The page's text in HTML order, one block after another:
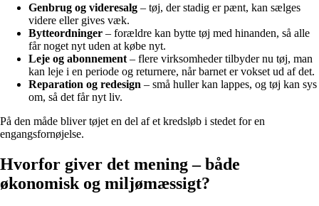
Genbrug og videresalg – tøj, der stadig er pænt, kan sælges
videre eller gives væk.
Bytteordninger – forældre kan bytte tøj med hinanden, så alle
får noget nyt uden at købe nyt.
Leje og abonnement – flere virksomheder tilbyder nu tøj, man
kan leje i en periode og returnere, når barnet er vokset ud af det.
Reparation og redesign – små huller kan lappes, og tøj kan sys
om, så det får nyt liv.
På den måde bliver tøjet en del af et kredsløb i stedet for en
engangsfornøjelse.
Hvorfor giver det mening – både
økonomisk og miljømæssigt?